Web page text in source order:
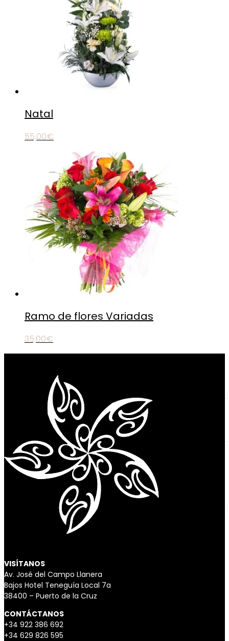
Natal
55,00€
Ramo de flores Variadas
35,00€
VISÍTANOS
Av. José del Campo Llanera
Bajos Hotel Teneguía Local 7a
38400 – Puerto de la Cruz
CONTÁCTANOS
+34 922 386 692
+34 629 826 595